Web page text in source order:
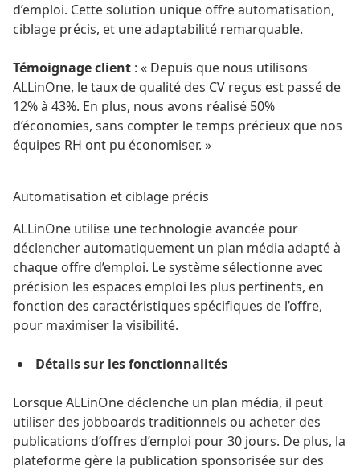
d’emploi. Cette solution unique offre automatisation,
ciblage précis, et une adaptabilité remarquable.
Témoignage client : « Depuis que nous utilisons
ALLinOne, le taux de qualité des CV reçus est passé de
12% à 43%. En plus, nous avons réalisé 50%
d’économies, sans compter le temps précieux que nos
équipes RH ont pu économiser. »
Automatisation et ciblage précis
ALLinOne utilise une technologie avancée pour
déclencher automatiquement un plan média adapté à
chaque offre d’emploi. Le système sélectionne avec
précision les espaces emploi les plus pertinents, en
fonction des caractéristiques spécifiques de l’offre,
pour maximiser la visibilité.
Détails sur les fonctionnalités
LorsqueALLinOne déclenche un plan média, il peut
utiliser des jobboards traditionnels ou acheter des
publications d’offres d’emploi pour 30 jours. De plus, la
plateforme gère la publication sponsorisée sur des